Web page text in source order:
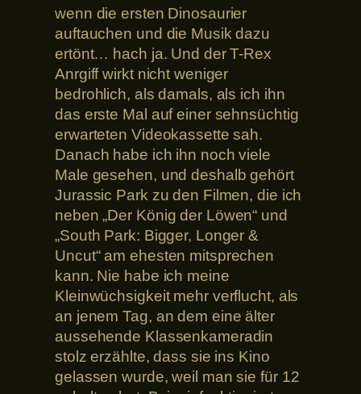
wenn die ersten Dinosaurier
auftauchen und die Musik dazu
ertönt… hach ja. Und der T-Rex
Anrgiff wirkt nicht weniger
bedrohlich, als damals, als ich ihn
das erste Mal auf einer sehnsüchtig
erwarteten Videokassette sah.
Danach habe ich ihn noch viele
Male gesehen, und deshalb gehört
Jurassic Park zu den Filmen, die ich
neben „Der König der Löwen“ und
„South Park: Bigger, Longer &
Uncut“ am ehesten mitsprechen
kann. Nie habe ich meine
Kleinwüchsigkeit mehr verflucht, als
an jenem Tag, an dem eine älter
aussehende Klassenkameradin
stolz erzählte, dass sie ins Kino
gelassen wurde, weil man sie für 12